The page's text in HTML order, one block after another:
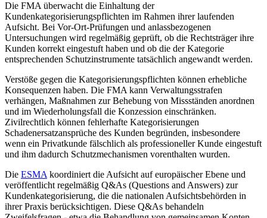
Die FMA überwacht die Einhaltung der
Kundenkategorisierungspflichten im Rahmen ihrer laufenden
Aufsicht. Bei Vor-Ort-Prüfungen und anlassbezogenen
Untersuchungen wird regelmäßig geprüft, ob die Rechtsträger ihre
Kunden korrekt eingestuft haben und ob die der Kategorie
entsprechenden Schutzinstrumente tatsächlich angewandt werden.
Verstöße gegen die Kategorisierungspflichten können erhebliche
Konsequenzen haben. Die FMA kann Verwaltungsstrafen
verhängen, Maßnahmen zur Behebung von Missständen anordnen
und im Wiederholungsfall die Konzession einschränken.
Zivilrechtlich können fehlerhafte Kategorisierungen
Schadenersatzansprüche des Kunden begründen, insbesondere
wenn ein Privatkunde fälschlich als professioneller Kunde eingestuft
und ihm dadurch Schutzmechanismen vorenthalten wurden.
Die ESMA koordiniert die Aufsicht auf europäischer Ebene und
veröffentlicht regelmäßig Q&As (Questions and Answers) zur
Kundenkategorisierung, die die nationalen Aufsichtsbehörden in
ihrer Praxis berücksichtigen. Diese Q&As behandeln